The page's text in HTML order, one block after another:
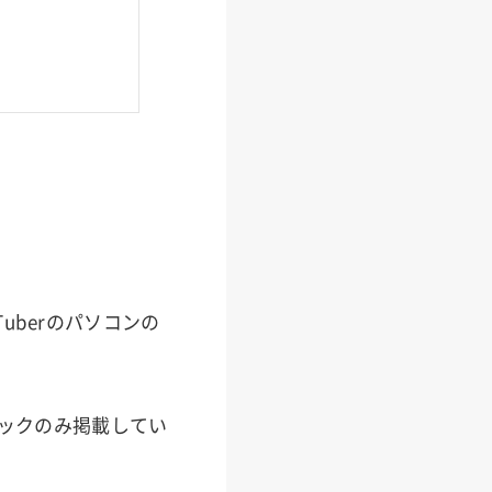
のパソコンの
クのみ掲載してい